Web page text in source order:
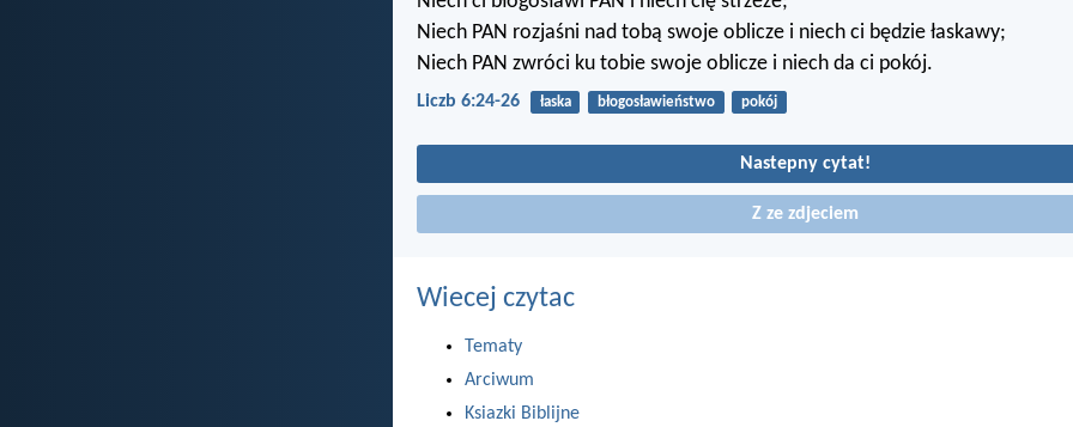
Niech PAN rozjaśni nad tobą swoje oblicze i niech ci będzie łaskawy;
Niech PAN zwróci ku tobie swoje oblicze i niech da ci pokój.
Liczb 6:24-26 łaska błogosławieństwo pokój
Nastepny cytat!
Z ze zdjeciem
Wiecej czytac
Tematy
Arciwum
Ksiazki Biblijne